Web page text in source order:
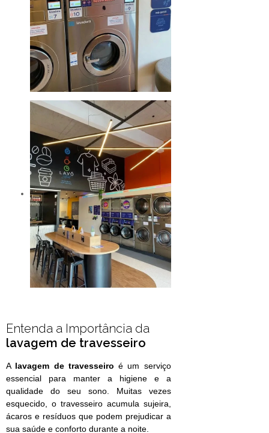
Entenda a Importância da
lavagem de travesseiro
A lavagem de travesseiro é um serviço
essencial para manter a higiene e a
qualidade do seu sono. Muitas vezes
esquecido, o travesseiro acumula sujeira,
ácaros e resíduos que podem prejudicar a
sua saúde e conforto durante a noite.